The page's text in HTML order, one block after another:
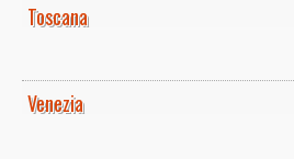
Toscana
Venezia